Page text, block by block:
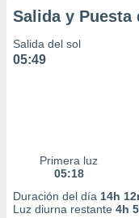
Salida y Puesta
Salida del sol
05:49
Primera luz
05:18
Duración del día 14h
Luz diurna restante 4h